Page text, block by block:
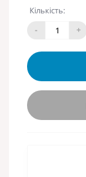
Кількість:
-
+